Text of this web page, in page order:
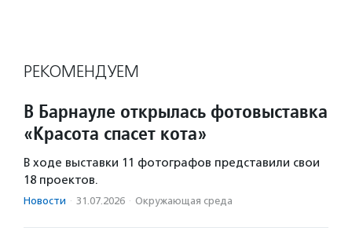
РЕКОМЕНДУЕМ
В Барнауле открылась фотовыставка
«Красота спасет кота»
В ходе выставки 11 фотографов представили свои
18 проектов.
Новости · 31.07.2026 · Окружающая среда